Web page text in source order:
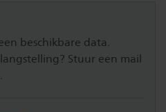
beschikbare data.
Stuur een mail